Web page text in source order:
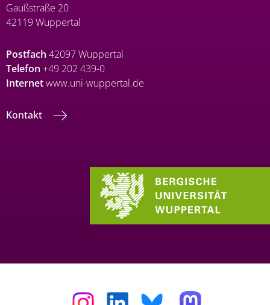
Gaußstraße 20
42119 Wuppertal
Postfach 42097 Wuppertal
Telefon +49 202 439-0
Internetwww.uni-wuppertal.de
Kontakt